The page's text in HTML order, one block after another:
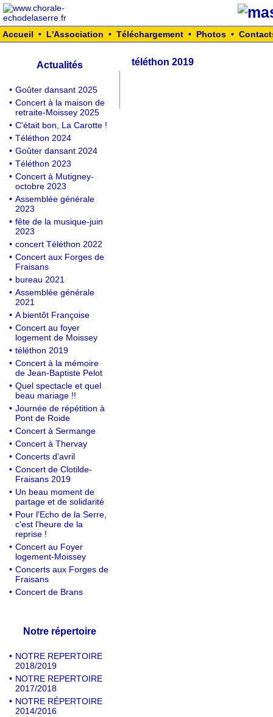
Accueil • L'Association • Téléchargement • Photos •
Actualités
• Goûter dansant 2025
• Concert à la maison de
retraite-Moissey 2025
• C'était bon, La Carotte !
• Téléthon 2024
• Goûter dansant 2024
• Téléthon 2023
• Concert à Mutigney-
octobre 2023
• Assemblée générale
2023
• fête de la musique-juin
2023
• concert Téléthon 2022
• Concert aux Forges de
Fraisans
• bureau 2021
• Assemblée générale
2021
• A bientôt Françoise
• Concert au foyer
logement de Moissey
• téléthon 2019
• Concert à la mémoire
de Jean-Baptiste Pelot
• Quel spectacle et quel
beau mariage !!
• Journée de répétition à
Pont de Roide
• Concert à Sermange
• Concert à Thervay
• Concerts d'avril
• Concert de Clotilde-
Fraisans 2019
• Un beau moment de
partage et de solidarité
• Pour l'Echo de la Serre,
c'est l'heure de la
reprise !
• Concert au Foyer
logement-Moissey
• Concerts aux Forges de
Fraisans
• Concert de Brans
Notre répertoire
• NOTRE REPERTOIRE
2018/2019
• NOTRE REPERTOIRE
2017/2018
• NOTRE RÉPERTOIRE
2014/2016
téléthon 2019